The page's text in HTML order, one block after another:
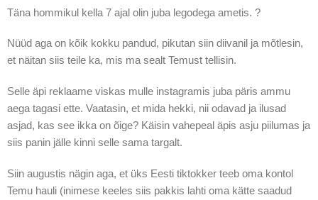
Täna hommikul kella 7 ajal olin juba legodega ametis. ?
Nüüd aga on kõik kokku pandud, pikutan siin diivanil ja mõtlesin,
et näitan siis teile ka, mis ma sealt Temust tellisin.
Selle äpi reklaame viskas mulle instagramis juba päris ammu
aega tagasi ette. Vaatasin, et mida hekki, nii odavad ja ilusad
asjad, kas see ikka on õige? Käisin vahepeal äpis asju piilumas ja
siis panin jälle kinni selle sama targalt.
Siin augustis nägin aga, et üks Eesti tiktokker teeb oma kontol
Temu hauli (inimese keeles siis pakkis lahti oma kätte saadud